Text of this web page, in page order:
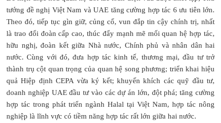
tướng đề nghị Việt Nam và UAE tăng cường hợp tác 6 ưu tiên lớn.
Theo đó, tiếp tục gìn giữ, củng cố, vun đắp tin cậy chính trị, nhất
là trao đổi đoàn cấp cao, thúc đẩy mạnh mẽ mối quan hệ hợp tác,
hữu nghị, đoàn kết giữa Nhà nước, Chính phủ và nhân dân hai
nước. Cùng với đó, đưa hợp tác kinh tế, thương mại, đầu tư trở
thành trụ cột quan trọng của quan hệ song phương; triển khai hiệu
quả Hiệp định CEPA vừa ký kết; khuyến khích các quỹ đầu tư,
doanh nghiệp UAE đầu tư vào các dự án lớn, đột phá; tăng cường
hợp tác trong phát triển ngành Halal tại Việt Nam, hợp tác nông
nghiệp là lĩnh vực có tiềm năng hợp tác rất lớn giữa hai nước.